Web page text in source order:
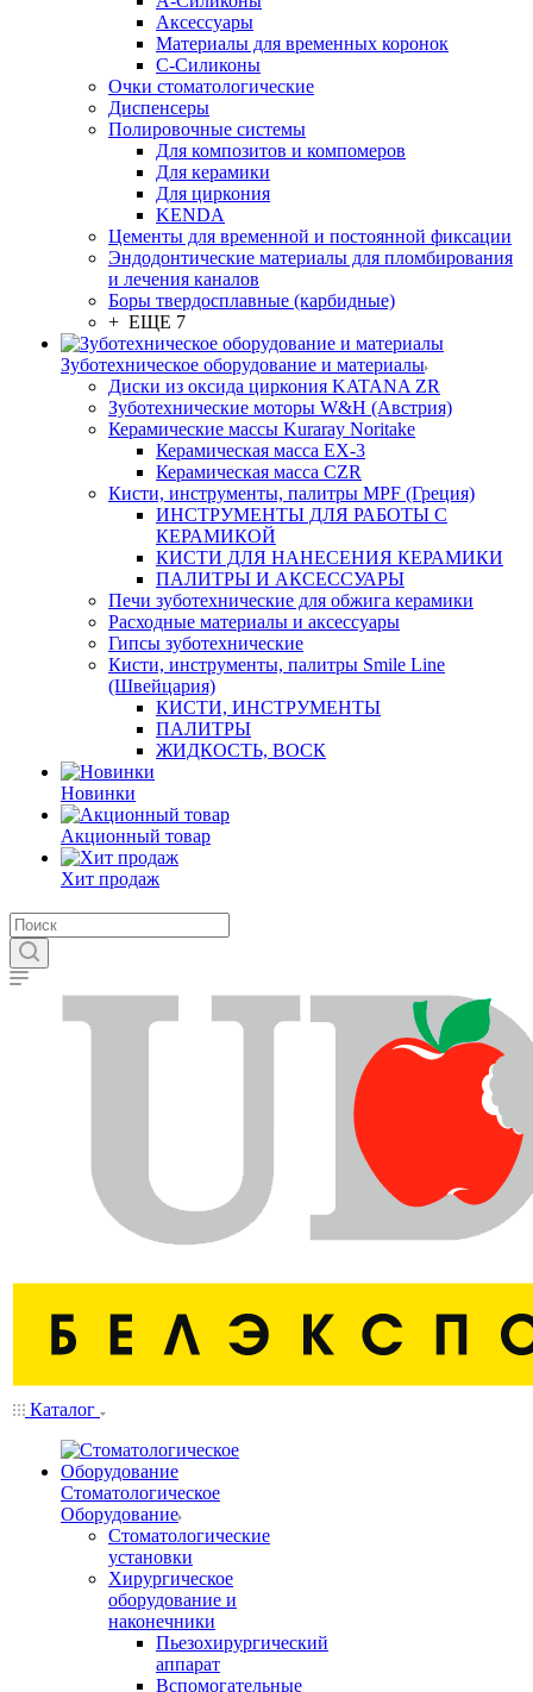
Аксессуары
Материалы для временных коронок
С-Силиконы
Очки стоматологические
Диспенсеры
Полировочные системы
Для композитов и компомеров
Для керамики
Для циркония
KENDA
Цементы для временной и постоянной фиксации
Эндодонтические материалы для пломбирования
и лечения каналов
Боры твердосплавные (карбидные)
+ ЕЩЕ 7
Зуботехническое оборудование и материалы
Диски из оксида циркония KATANA ZR
Зуботехнические моторы W&H (Австрия)
Керамические массы Kuraray Noritake
Керамическая масса EX-3
Керамическая масса CZR
Кисти, инструменты, палитры MPF (Греция)
ИНСТРУМЕНТЫ ДЛЯ РАБОТЫ С
КЕРАМИКОЙ
КИСТИ ДЛЯ НАНЕСЕНИЯ КЕРАМИКИ
ПАЛИТРЫ И АКСЕССУАРЫ
Печи зуботехнические для обжига керамики
Расходные материалы и аксессуары
Гипсы зуботехнические
Кисти, инструменты, палитры Smile Line
(Швейцария)
КИСТИ, ИНСТРУМЕНТЫ
ПАЛИТРЫ
ЖИДКОСТЬ, ВОСК
Новинки
Акционный товар
Хит продаж
Каталог
Стоматологическое
Оборудование
Стоматологические
установки
Хирургическое
оборудование и
наконечники
Пьезохирургический
аппарат
Вспомогательные